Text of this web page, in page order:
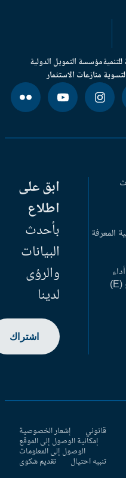
مؤسسة التمويل الدولية
منازعات الاستثمار
ابق على
اطلاع
بأحدث
البيانات
والرؤى
لدينا
اشتراك
قانوني إشعار الخصوصية
إمكانية الوصول إلى الموقع
الوصول إلى المعلومات
تنبيه احتيال تقديم شكوى